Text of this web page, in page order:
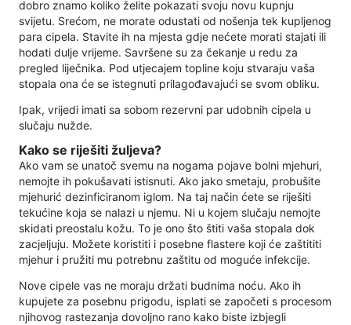
dobro znamo koliko želite pokazati svoju novu kupnju
svijetu. Srećom, ne morate odustati od nošenja tek kupljenog
para cipela. Stavite ih na mjesta gdje nećete morati stajati ili
hodati dulje vrijeme. Savršene su za čekanje u redu za
pregled liječnika. Pod utjecajem topline koju stvaraju vaša
stopala ona će se istegnuti prilagođavajući se svom obliku.
Ipak, vrijedi imati sa sobom rezervni par udobnih cipela u
slučaju nužde.
Kako se riješiti žuljeva?
Ako vam se unatoč svemu na nogama pojave bolni mjehuri,
nemojte ih pokušavati istisnuti. Ako jako smetaju, probušite
mjehurić dezinficiranom iglom. Na taj način ćete se riješiti
tekućine koja se nalazi u njemu. Ni u kojem slučaju nemojte
skidati preostalu kožu. To je ono što štiti vaša stopala dok
zacjeljuju. Možete koristiti i posebne flastere koji će zaštititi
mjehur i pružiti mu potrebnu zaštitu od moguće infekcije.
Nove cipele vas ne moraju držati budnima noću. Ako ih
kupujete za posebnu prigodu, isplati se započeti s procesom
njihovog rastezanja dovoljno rano kako biste izbjegli